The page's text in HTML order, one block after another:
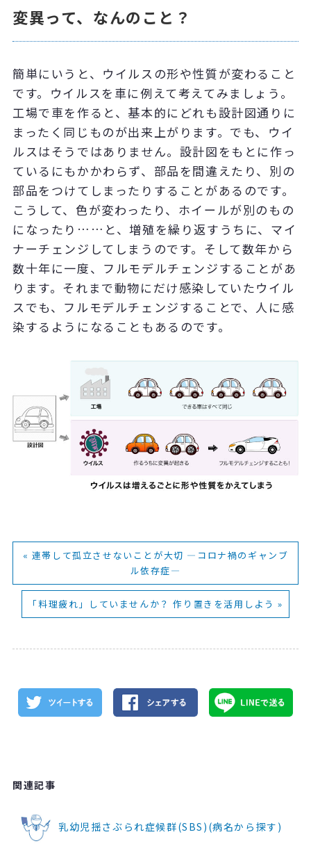
変異って、なんのこと？
簡単にいうと、ウイルスの形や性質が変わること
です。ウイルスを車に例えて考えてみましょう。
工場で車を作ると、基本的にどれも設計図通りに
まったく同じものが出来上がります。でも、ウイ
ルスはそうではありません。設計図をもとに作っ
ているにもかかわらず、部品を間違えたり、別の
部品をつけてしまったりすることがあるのです。
こうして、色が変わったり、ホイールが別のもの
になったり……と、増殖を繰り返すうちに、マイ
ナーチェンジしてしまうのです。そして数年から
数十年に一度、フルモデルチェンジすることがあ
ります。それまで動物にだけ感染していたウイル
スでも、フルモデルチェンジすることで、人に感
染するようになることもあるのです。
« 連帯して孤立させないことが大切 ―コロナ禍のギャンブ
ル依存症―
「料理疲れ」していませんか？ 作り置きを活用しよう »
関連記事
乳幼児揺さぶられ症候群(SBS)(病名から探す)